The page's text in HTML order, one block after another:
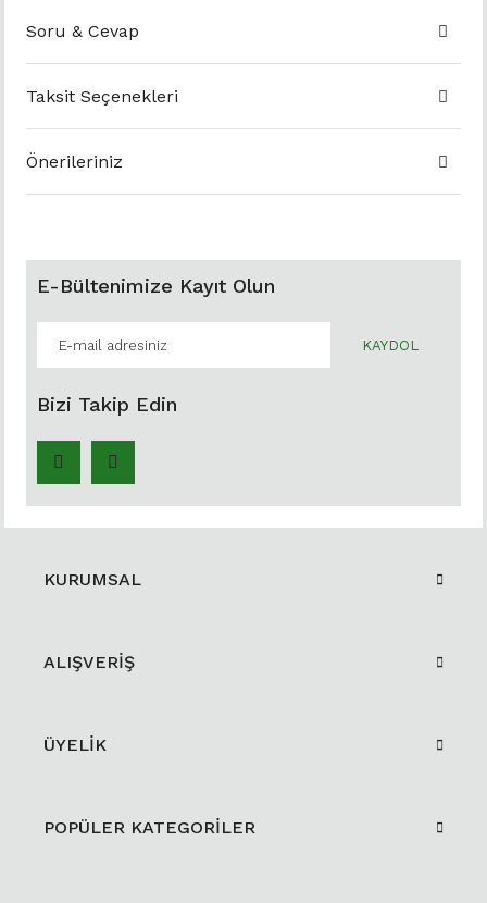
Soru & Cevap
Taksit Seçenekleri
Önerileriniz
E-Bültenimize Kayıt Olun
KAYDOL
Bizi Takip Edin
KURUMSAL
ALIŞVERİŞ
ÜYELİK
POPÜLER KATEGORİLER